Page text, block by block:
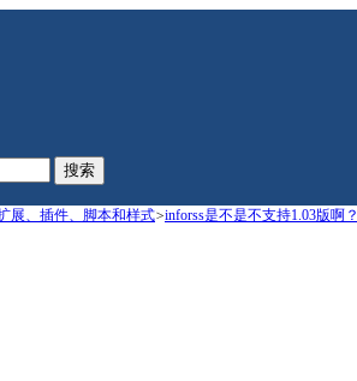
搜索
展、插件、脚本和样式>inforss是不是不支持1.03版啊